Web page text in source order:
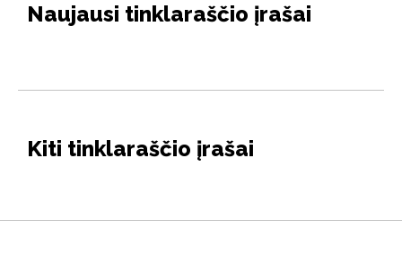
Naujausi tinklaraščio įrašai
Kiti tinklaraščio įrašai